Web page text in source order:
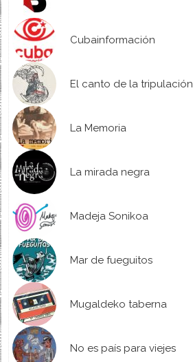
Cubainformación
El canto de la tripulación
La Memoria
La mirada negra
Madeja Sonikoa
Mar de fueguitos
Mugaldeko taberna
No es país para viejes